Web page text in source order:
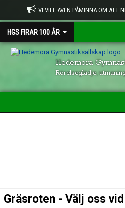
VI VILL ÄVEN PÅMINNA OM ATT
HGS FIRAR 100 ÅR
Hedemora
Rörelseglädje,
Gräsroten - Välj oss